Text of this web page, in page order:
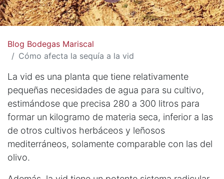
Blog Bodegas Mariscal
Cómo afecta la sequía a la vid
La vid es una planta que tiene relativamente
pequeñas necesidades de agua para su cultivo,
estimándose que precisa 280 a 300 litros para
formar un kilogramo de materia seca, inferior a las
de otros cultivos herbáceos y leñosos
mediterráneos, solamente comparable con las del
olivo.